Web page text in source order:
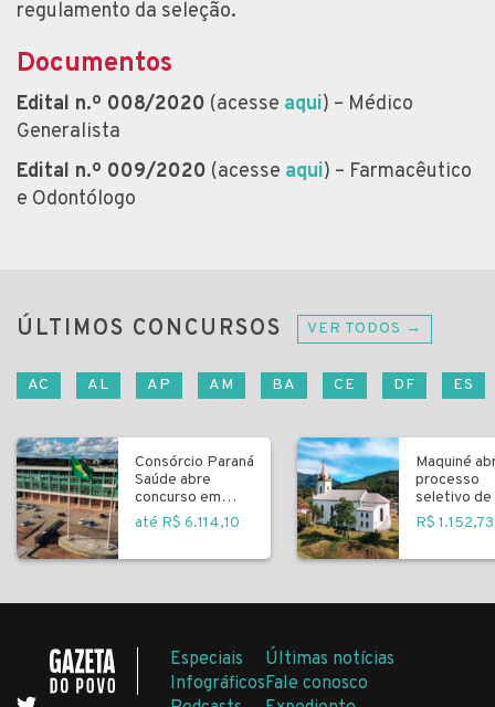
regulamento da seleção.
Documentos
Edital n.º 008/2020 (acesse aqui) – Médico
Generalista
Edital n.º 009/2020 (acesse aqui) – Farmacêutico
e Odontólogo
ÚLTIMOS CONCURSOS VER TODOS →
AC AL AP AM BA CE DF ES
Consórcio Paraná
Saúde abre
concurso em
Curitiba
até R$ 6.114,10
Maquiné
processo
seletivo de
R$ 1.152,73
Especiais
Infográficos
Últimas notícias
Fale conosco